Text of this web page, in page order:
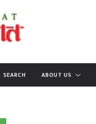
SEARCH ABOUT US